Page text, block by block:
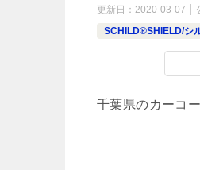
更新日： 2020-03-07
SCHILD®SHIELD/シ
千葉県のカーコ